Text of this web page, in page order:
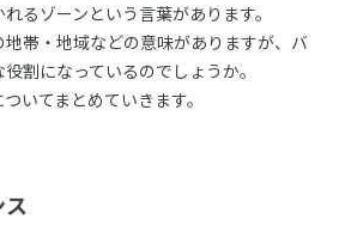
るゾーンという言葉があります。
帯・地域などの意味がありますが、バ
割になっているのでしょうか。
いてまとめていきます。